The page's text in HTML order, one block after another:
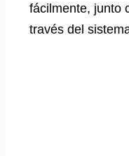
fácilmente, junto
través del